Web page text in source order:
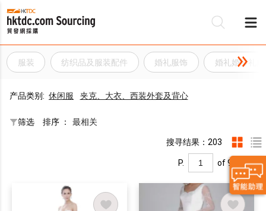
服装 纺织品及服装配件 婚礼服饰 婚礼婚纱礼服
产品类别: 休闲服 夹克、大衣、西装外套及背心
筛选 排序 ： 最相关
搜寻结果：203
P. of 9